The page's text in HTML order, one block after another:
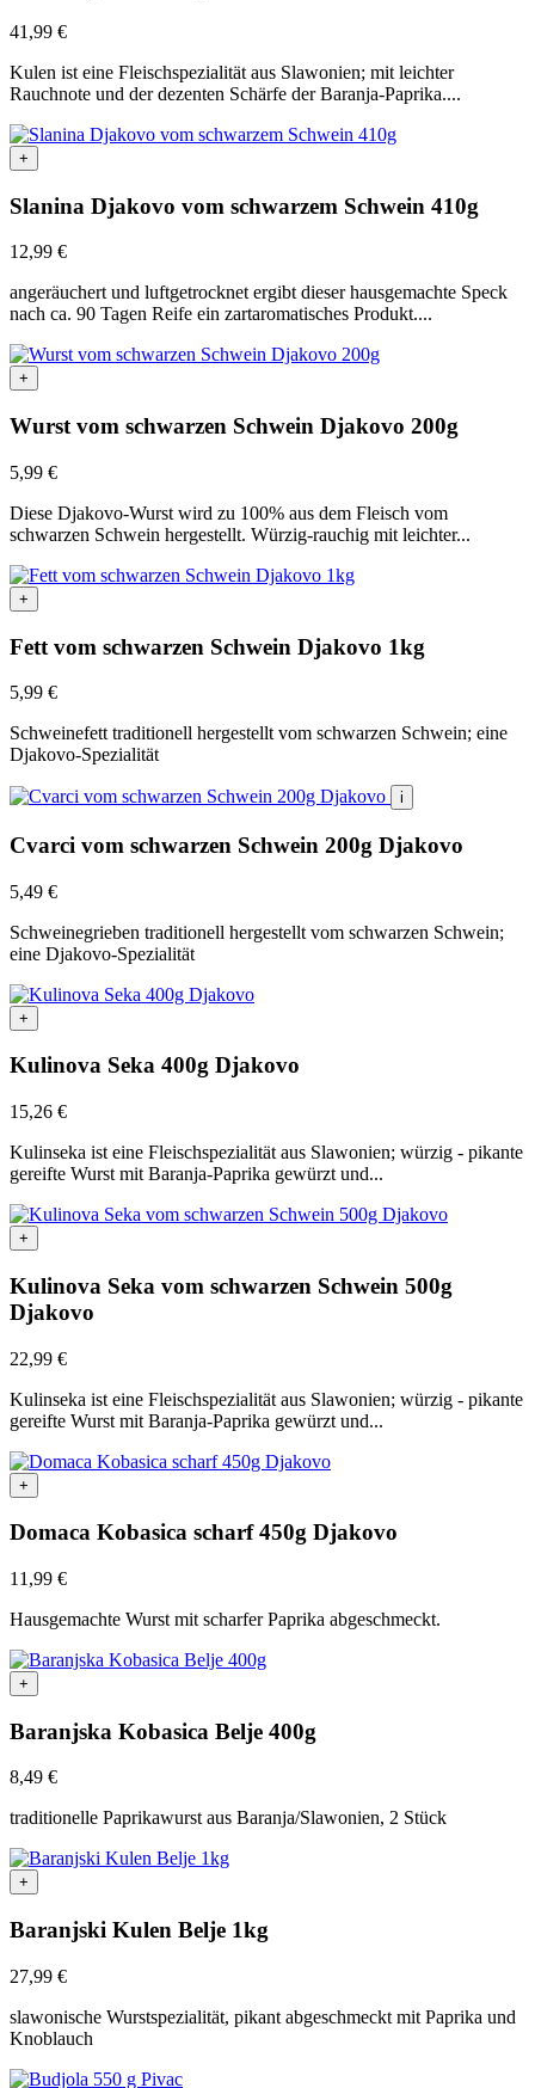
41,99 €
Kulen ist eine Fleischspezialität aus Slawonien; mit leichter
Rauchnote und der dezenten Schärfe der Baranja-Paprika....
+
Slanina Djakovo vom schwarzem Schwein 410g
12,99 €
angeräuchert und luftgetrocknet ergibt dieser hausgemachte Speck
nach ca. 90 Tagen Reife ein zartaromatisches Produkt....
+
Wurst vom schwarzen Schwein Djakovo 200g
5,99 €
Diese Djakovo-Wurst wird zu 100% aus dem Fleisch vom
schwarzen Schwein hergestellt. Würzig-rauchig mit leichter...
+
Fett vom schwarzen Schwein Djakovo 1kg
5,99 €
Schweinefett traditionell hergestellt vom schwarzen Schwein; eine
Djakovo-Spezialität
i
Cvarci vom schwarzen Schwein 200g Djakovo
5,49 €
Schweinegrieben traditionell hergestellt vom schwarzen Schwein;
eine Djakovo-Spezialität
+
Kulinova Seka 400g Djakovo
15,26 €
Kulinseka ist eine Fleischspezialität aus Slawonien; würzig - pikante
gereifte Wurst mit Baranja-Paprika gewürzt und...
+
Kulinova Seka vom schwarzen Schwein 500g
Djakovo
22,99 €
Kulinseka ist eine Fleischspezialität aus Slawonien; würzig - pikante
gereifte Wurst mit Baranja-Paprika gewürzt und...
+
Domaca Kobasica scharf 450g Djakovo
11,99 €
Hausgemachte Wurst mit scharfer Paprika abgeschmeckt.
+
Baranjska Kobasica Belje 400g
8,49 €
traditionelle Paprikawurst aus Baranja/Slawonien, 2 Stück
+
Baranjski Kulen Belje 1kg
27,99 €
slawonische Wurstspezialität, pikant abgeschmeckt mit Paprika und
Knoblauch